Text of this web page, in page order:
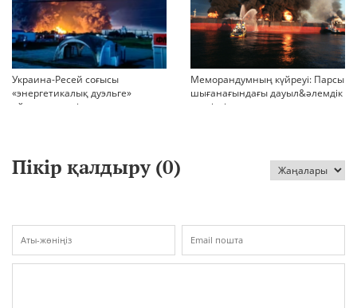
Украина-Ресей соғысы
«энергетикалық дуэльге»
айналып кетті
Меморандумның күйреуі: Парсы
шығанағындағы дауыл&әлемдік
тәртіптің сын сағаты соғып тұр
Пікір қалдыру (0)